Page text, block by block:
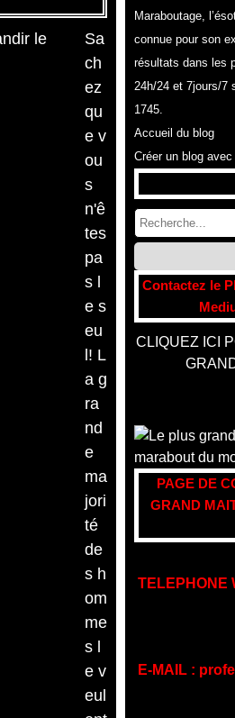
Sa
ch
ez
qu
e v
ou
s
n'ê
tes
pa
s l
e s
eu
l! L
a g
ra
nd
e
ma
jori
té
de
s h
om
me
s l
e v
eul
Maraboutage,
connue pour son
résultats dans les
24h/24 et 7jours/7
1745.
Accueil du blog
Créer un blog
Contactez le
CLIQUEZ ICI
PAGE DE
GRAND
TELEPHONE
E-MAIL :